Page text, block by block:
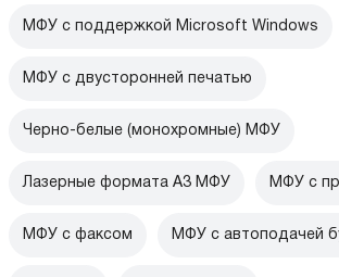
МФУ с поддержкой Microsoft Windows
МФУ с двусторонней печатью
Черно-белые (монохромные) МФУ
Лазерные формата А3 МФУ МФУ с
МФУ с факсом МФУ с автоподачей